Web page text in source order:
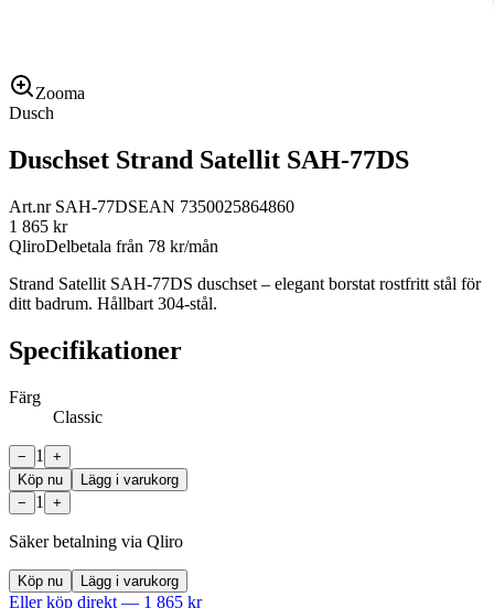
Zooma
Dusch
Duschset Strand Satellit SAH-77DS
Art.nr SAH-77DSEAN 7350025864860
1 865 kr
QliroDelbetala från 78 kr/mån
Strand Satellit SAH-77DS duschset – elegant borstat rostfritt stål för
ditt badrum. Hållbart 304-stål.
Specifikationer
Färg
Classic
− 1
+
Köp nu
Lägg i varukorg
−
1 +
Säker betalning via Qliro
Köp nu Lägg i varukorg
Eller köp direkt — 1 865 kr